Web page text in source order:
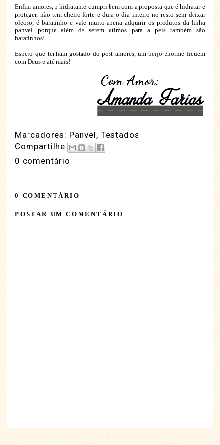
Enfim amores, o hidratante cumpri bem com a proposta que é hidratar e
proteger, não tem cheiro forte e dura o dia inteiro no rosto sem deixar
oleoso, é baratinho e vale muito apena adquirir os produtos da linha
panvel porque além de serem ótimos para a pele também são
baratinhos!
Espero que tenham gostado do post amores, um beijo enorme fiquem
com Deus e até mais!
Marcadores: Panvel,Testados
Compartilhe
0 comentário
0 COMENTÁRIO
POSTAR UM COMENTÁRIO